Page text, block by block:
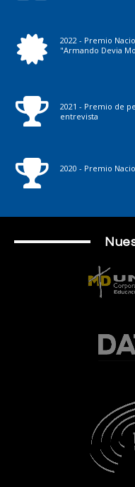
2022 - Premio
"Armando Devia
2021 - Premio de
entrevista
2020 - Premio